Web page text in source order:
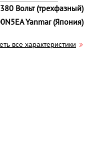
380 Вольт (трехфазный)
Yanmar (Япония)
все характеристики